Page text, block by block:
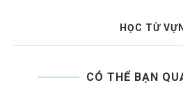
HỌC TỪ
CÓ THỂ BẠN